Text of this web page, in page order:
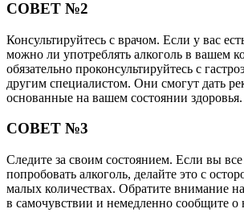
СОВЕТ №2
Консультируйтесь с врачом. Если у вас
можно ли употреблять алкоголь в вашем
обязательно проконсультируйтесь с
другим специалистом. Они смогут дать
основанные на вашем состоянии здоровья.
СОВЕТ №3
Следите за своим состоянием. Если вы
попробовать алкоголь, делайте это с
малых количествах. Обратите внимание
в самочувствии и немедленно сообщите о